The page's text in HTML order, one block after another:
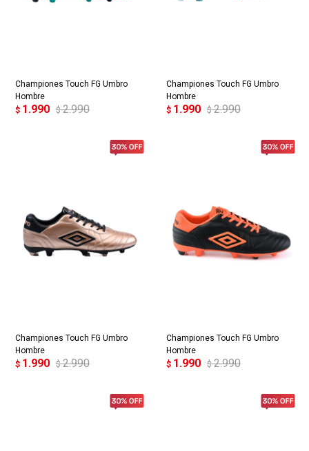
Championes Touch FG Umbro
Hombre
$ 1.990 $ 2.990
Championes Touch FG Umbro
Hombre
$ 1.990 $ 2.990
Championes Touch FG Umbro
Hombre
$ 1.990 $ 2.990
Championes Touch FG Umbro
Hombre
$ 1.990 $ 2.990